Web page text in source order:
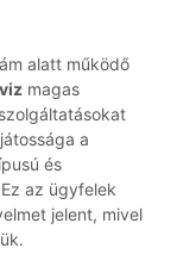
alatt működő
magas
a
és
az ügyfelek
jelent, mivel